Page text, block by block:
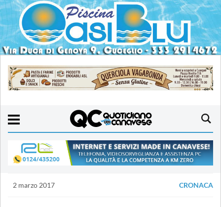
2 marzo 2017 CRONACA